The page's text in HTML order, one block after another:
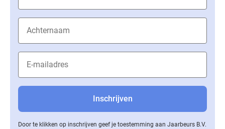
Door te klikken op inschrijven geef je toestemming aan Jaarbeurs B.V.